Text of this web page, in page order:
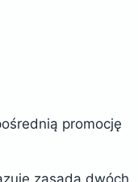
promocję
zasada dwóch